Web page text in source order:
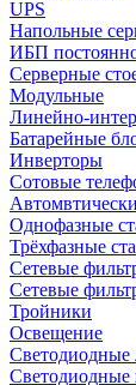
UPS
Напольные
ИБП
Серверные
Модульные
Линейно-
Батарейные
Инверторы
Сотовые
Однофазные
Трёхфазные
Сетевые
Сетевые
Тройники
Освещение
Светодиодные
Светодиодные